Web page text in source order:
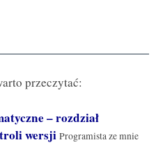
przeczytać:
– rozdział
wersji Programista ze mnie